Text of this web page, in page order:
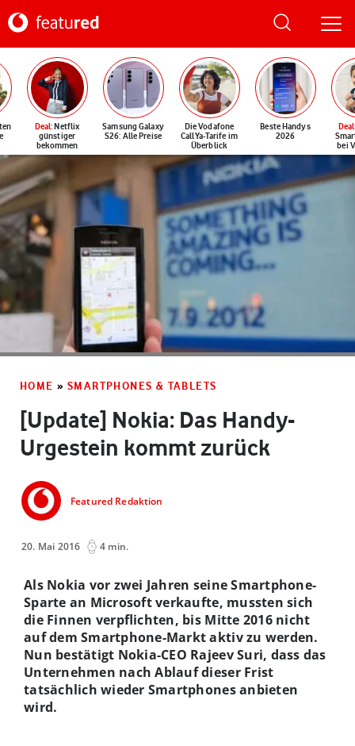
Deal: Netflix
günstiger
bekommen
Samsung Galaxy
S26: Alle Preise
Die Vodafone
CallYa-Tarife im
Überblick
Beste Handys
2026
Deal
bei
HOME » SMARTPHONES & TABLETS
[Update] Nokia: Das Handy-
Urgestein kommt zurück
Featured Redaktion
20. Mai 2016 4 min.
Als Nokia vor zwei Jahren seine Smartphone-
Sparte an Microsoft verkaufte, mussten sich
die Finnen verpflichten, bis Mitte 2016 nicht
auf dem Smartphone-Markt aktiv zu werden.
Nun bestätigt Nokia-CEO Rajeev Suri, dass das
Unternehmen nach Ablauf dieser Frist
tatsächlich wieder Smartphones anbieten
wird.